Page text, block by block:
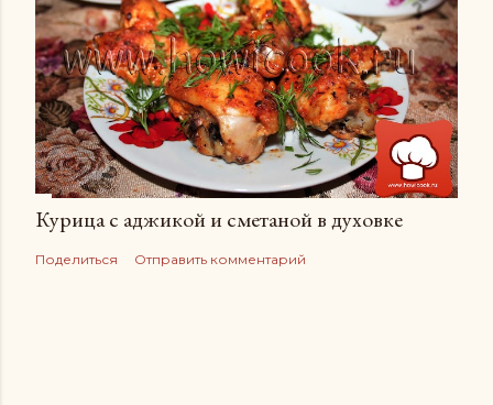
Курица с аджикой и сметаной в духовке
Поделиться Отправить комментарий